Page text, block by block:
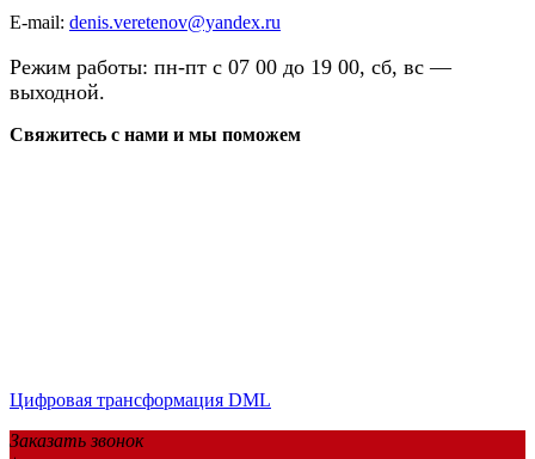
E-mail: denis.veretenov@yandex.ru
Режим работы: пн-пт с 07 00 до 19 00, сб, вс —
выходной.
Свяжитесь с нами и мы поможем
Цифровая трансформация DML
Заказать звонок